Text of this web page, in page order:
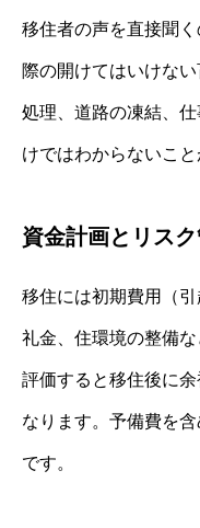
移住者の声を直接聞
際の開けてはいけな
処理、道路の凍結、
けではわからないこと
資金計画とリス
移住には初期費用（
礼金、住環境の整備
評価すると移住後に
なります。予備費を
です。